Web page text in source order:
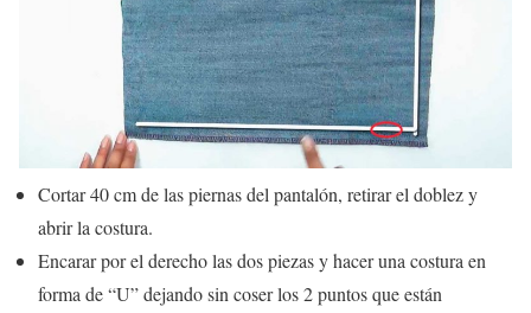
Cortar 40 cm de las piernas del pantalón, retirar el doblez y
abrir la costura.
Encarar por el derecho las dos piezas y hacer una costura en
forma de “U” dejando sin coser los 2 puntos que están